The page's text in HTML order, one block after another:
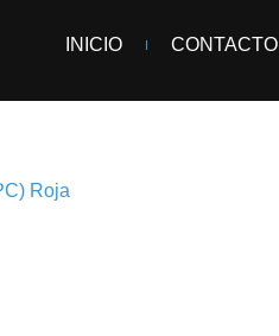
INICIO CONTACTO